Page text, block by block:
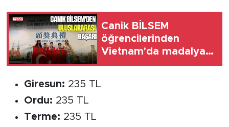
Canik BİLSEM
öğrencilerinden
Vietnam'da madalya
başarısı
Giresun: 235 TL
Ordu: 235 TL
Terme: 235 TL